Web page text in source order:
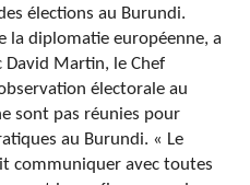
élections au Burundi.
la diplomatie européenne, a
David Martin, le Chef
électorale au
sont pas réunies pour
au Burundi. « Le
communiquer avec toutes